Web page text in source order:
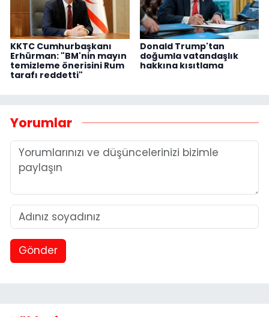
KKTC Cumhurbaşkanı
Erhürman: "BM'nin mayın
temizleme önerisini Rum
tarafı reddetti"
Donald Trump'tan
doğumla vatandaşlık
hakkına kısıtlama
Yorumlar
Gönder